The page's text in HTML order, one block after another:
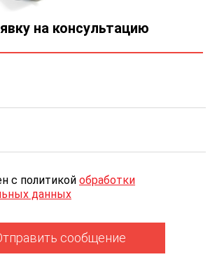
на консультацию
c политикой обработки
данных
сообщение